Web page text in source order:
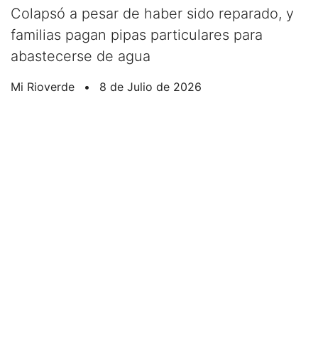
Colapsó a pesar de haber sido reparado, y
familias pagan pipas particulares para
abastecerse de agua
Mi Rioverde • 8 de Julio de 2026